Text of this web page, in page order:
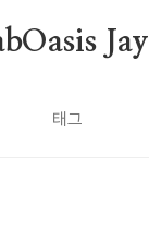
Jay
태그